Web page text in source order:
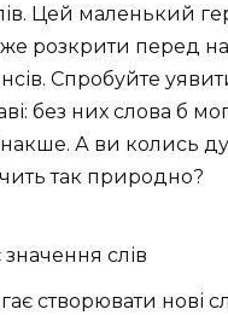
Цей маленький
розкрити перед
Спробуйте
без них слова б
А ви колись
так природно?
слів
створювати нові